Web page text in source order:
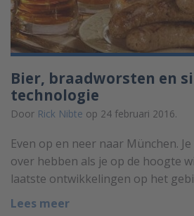
Bier, braadworsten en
technologie
Door Rick Nibte op 24 februari 2016.
Even op en neer naar München.
over hebben als je op de hoogte
laatste ontwikkelingen op het
Lees meer